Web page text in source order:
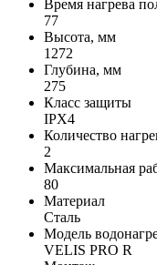
Время нагрева
77
Высота, мм
1272
Глубина, мм
275
Класс защиты
IPX4
Количество
2
Максимальная
80
Материал
Сталь
Модель
VELIS PRO R